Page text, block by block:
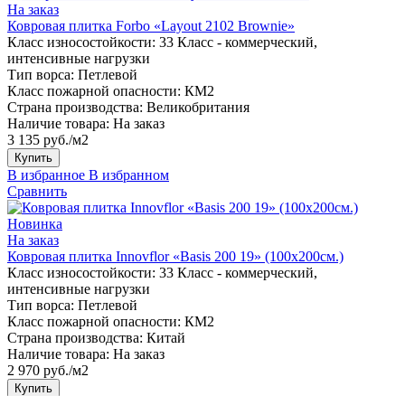
На заказ
Ковровая плитка Forbo «Layout 2102 Brownie»
Класс износостойкости: 33 Класс - коммерческий,
интенсивные нагрузки
Тип ворса: Петлевой
Класс пожарной опасности: КМ2
Страна производства: Великобритания
Наличие товара: На заказ
3 135 руб./м2
Купить
В избранное В избранном
Сравнить
Новинка
На заказ
Ковровая плитка Innovflor «Basis 200 19» (100х200см.)
Класс износостойкости: 33 Класс - коммерческий,
интенсивные нагрузки
Тип ворса: Петлевой
Класс пожарной опасности: КМ2
Страна производства: Китай
Наличие товара: На заказ
2 970 руб./м2
Купить